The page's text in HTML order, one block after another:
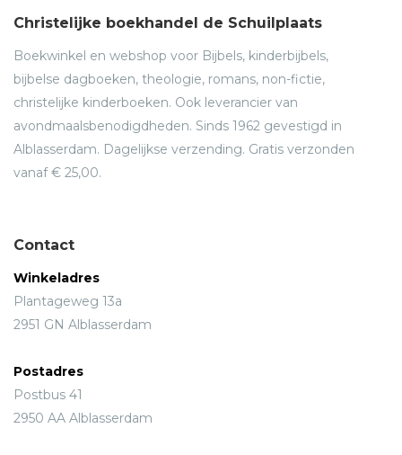
Christelijke boekhandel de Schuilplaats
Boekwinkel en webshop voor Bijbels, kinderbijbels,
bijbelse dagboeken, theologie, romans, non-fictie,
christelijke kinderboeken. Ook leverancier van
avondmaalsbenodigdheden. Sinds 1962 gevestigd in
Alblasserdam. Dagelijkse verzending. Gratis verzonden
vanaf € 25,00.
Contact
Winkeladres
Plantageweg 13a
2951 GN Alblasserdam
Postadres
Postbus 41
2950 AA Alblasserdam